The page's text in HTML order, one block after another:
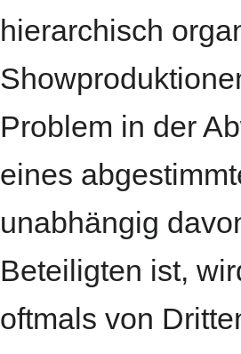
hierarchisch
Problem in der
eines
unabhängig
Beteiligten ist,
oftmals von